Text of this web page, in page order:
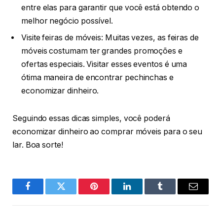
entre elas para garantir que você está obtendo o
melhor negócio possível.
Visite feiras de móveis: Muitas vezes, as feiras de
móveis costumam ter grandes promoções e
ofertas especiais. Visitar esses eventos é uma
ótima maneira de encontrar pechinchas e
economizar dinheiro.
Seguindo essas dicas simples, você poderá
economizar dinheiro ao comprar móveis para o seu
lar. Boa sorte!
FacebookTwitter Pinterest O
Tumblr
E-